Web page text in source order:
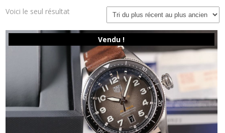
Voici le seul résultat
Vendu !